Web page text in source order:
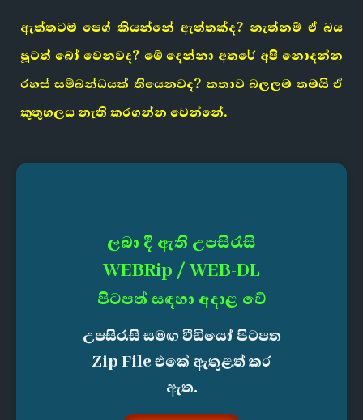
ඇත්තටම පෙග් කියන්නේ ඇත්තක්ද? නැත්නම් ඒ බය
ෂූටත් බෝ වෙනවද? මේ දෙන්නා අතරේ අපි නොදන්න
රහස් සම්බන්ධයක් තියෙනවද? කතාව බලලම තමයි ඒ
කුතුහලය නැති කරගන්න වෙන්නේ.
ලබා දී ඇති උපසිරැසි
WEBRip / WEB-DL
පිටපත් සඳහා අදාළ වේ
උපසිරැසි සමඟ වීඩියෝ පිටපත
Zip File එකේ ඇතුළත් කර
ඇත.